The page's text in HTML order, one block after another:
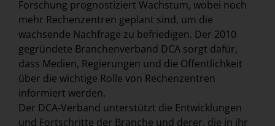
Forschung prognostiziert Wachstum, wobei noch
mehr Rechenzentren geplant sind, um die
wachsende Nachfrage zu befriedigen. Der 2010
gegründete Branchenverband DCA sorgt dafür,
dass Medien, Regierungen und die Öffentlichkeit
über die wichtige Rolle von Rechenzentren
informiert werden.
Der DCA-Verband unterstützt die Entwicklungen
und Fortschritte der Branche und derer, die in ihr